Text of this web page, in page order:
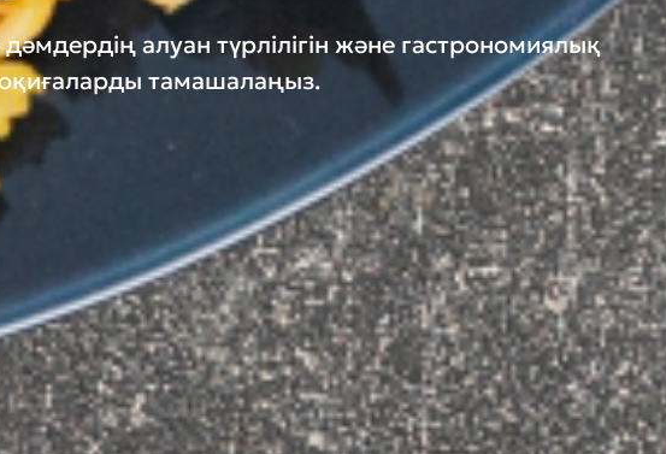
дәмдердің алуан түрлілігін және гастрономиялық
тамашалаңыз.